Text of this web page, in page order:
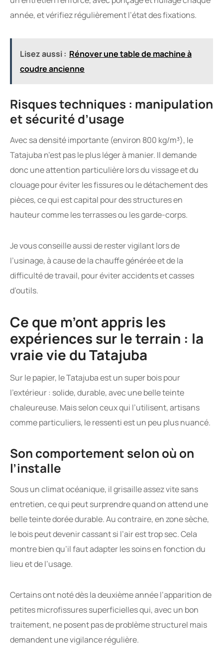
année, et vérifiez régulièrement l’état des fixations.
Lisez aussi : Rénover une table de machine à
coudre ancienne
Risques techniques : manipulation
et sécurité d’usage
Avec sa densité importante (environ 800 kg/m³), le
Tatajuba n’est pas le plus léger à manier. Il demande
donc une attention particulière lors du vissage et du
clouage pour éviter les fissures ou le détachement des
pièces, ce qui est capital pour des structures en
hauteur comme les terrasses ou les garde-corps.
Je vous conseille aussi de rester vigilant lors de
l’usinage, à cause de la chauffe générée et de la
difficulté de travail, pour éviter accidents et casses
d’outils.
Ce que m’ont appris les
expériences sur le terrain : la
vraie vie du Tatajuba
Sur le papier, le Tatajuba est un super bois pour
l’extérieur : solide, durable, avec une belle teinte
chaleureuse. Mais selon ceux qui l’utilisent, artisans
comme particuliers, le ressenti est un peu plus nuancé.
Son comportement selon où on
l’installe
Sous un climat océanique, il grisaille assez vite sans
entretien, ce qui peut surprendre quand on attend une
belle teinte dorée durable. Au contraire, en zone sèche,
le bois peut devenir cassant si l’air est trop sec. Cela
montre bien qu’il faut adapter les soins en fonction du
lieu et de l’usage.
Certains ont noté dès la deuxième année l’apparition de
petites microfissures superficielles qui, avec un bon
traitement, ne posent pas de problème structurel mais
demandent une vigilance régulière.